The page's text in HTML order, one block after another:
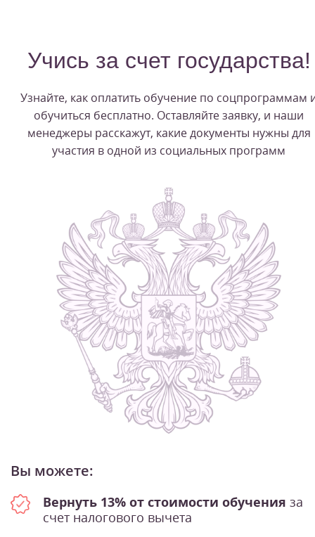
Учись за счет государства!
Узнайте, как оплатить обучение по соцпрограммам
обучиться бесплатно. Оставляйте заявку, и наши
менеджеры расскажут, какие документы нужны для
участия в одной из социальных программ
Вы можете:
Вернуть 13% от стоимости обучения за
счет налогового вычета